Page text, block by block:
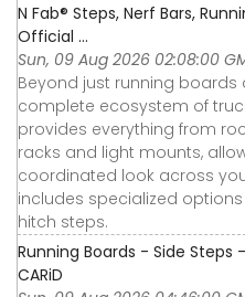
N Fab® Steps, Nerf Bars,
Official ...
Sun, 09 Aug 2026 02:08:00
Beyond just running boards
complete ecosystem of
provides everything from
racks and light mounts,
coordinated look across
includes specialized
hitch steps.
Running Boards - Side Steps
CARiD